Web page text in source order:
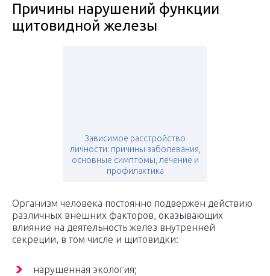
Причины нарушений функции
щитовидной железы
Зависимое расстройство
личности: причины заболевания,
основные симптомы, лечение и
профилактика
Организм человека постоянно подвержен действию
различных внешних факторов, оказывающих
влияние на деятельность желез внутренней
секреции, в том числе и щитовидки:
нарушенная экология;